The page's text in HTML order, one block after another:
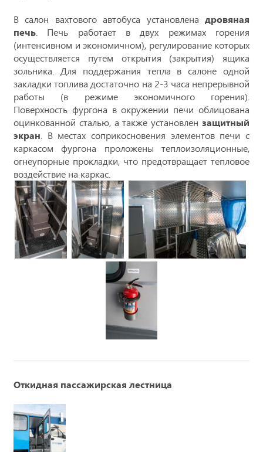
В салон вахтового автобуса установлена дровяная
печь . Печь работает в двух режимах горения
(интенсивном и экономичном), регулирование которых
осуществляется путем открытия (закрытия) ящика
зольника. Для поддержания тепла в салоне одной
закладки топлива достаточно на 2-3 часа непрерывной
работы (в режиме экономичного горения).
Поверхность фургона в окружении печи облицована
оцинкованной сталью, а также установлен защитный
экран . В местах соприкосновения элементов печи c
каркасом фургона проложены теплоизоляционные,
огнеупорные прокладки, что предотвращает тепловое
воздействие на каркас.
Откидная пассажирская лестница